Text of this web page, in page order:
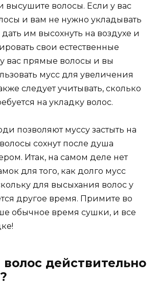
высушите волосы. Если у вас
и вам не нужно укладывать
им высохнуть на воздухе и
свои естественные
вас прямые волосы и вы
мусс для увеличения
следует учитывать, сколько
на укладку волос.
позволяют муссу застыть на
сохнут после душа
Итак, на самом деле нет
для того, как долго мусс
для высыхания волос у
другое время. Примите во
обычное время сушки, и все
действительно